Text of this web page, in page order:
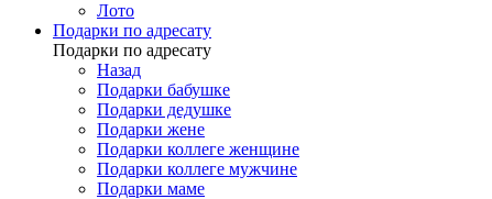
Лото
Подарки по адресату
Подарки по адресату
Назад
Подарки бабушке
Подарки дедушке
Подарки жене
Подарки коллеге женщине
Подарки коллеге мужчине
Подарки маме